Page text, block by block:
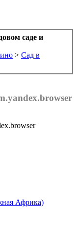
саде и
> Сад в
Африка)